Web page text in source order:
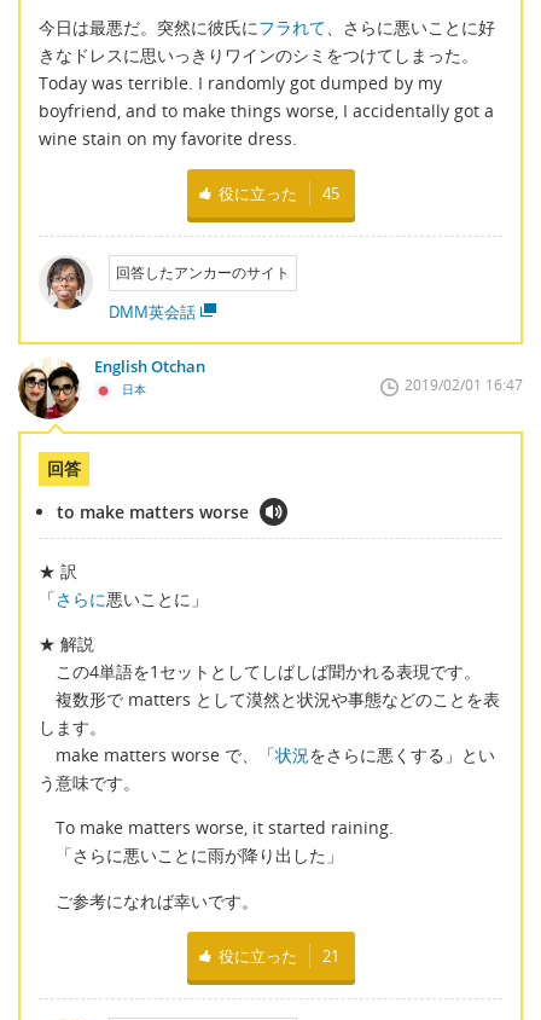
今日は最悪だ。突然に彼氏にフラれて 、さらに悪いことに好
きなドレスに思いっきりワインのシミをつけてしまった。
Today was terrible. I randomly got dumped by my
boyfriend, and to make things worse, I accidentally got a
wine stain on my favorite dress.
役に立った 45
回答したアンカーのサイト
DMM英会話
English Otchan
日本 2019/02/01 16:47
回答
to make matters worse
★ 訳
「さらに悪いことに」
★ 解説
この4単語を1セットとしてしばしば聞かれる表現です。
複数形で matters として漠然と状況や事態などのことを表
します。
make matters worse で、「状況をさらに悪くする」とい
う意味です。
To make matters worse, it started raining.
「さらに悪いことに雨が降り出した」
ご参考になれば幸いです。
役に立った 21